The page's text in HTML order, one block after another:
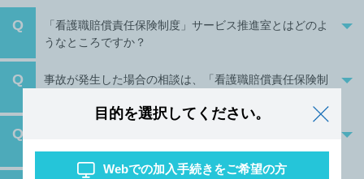
Q
「看護職賠償責任保険制度」サービス推進室とはどのよ
うなところですか？
Q
事故が発生した場合の相談は、「看護職賠償責任保険制
Q
法にはどのようなものがありますか？
目的を選択してください。
Webでの加入手続きをご希望の方